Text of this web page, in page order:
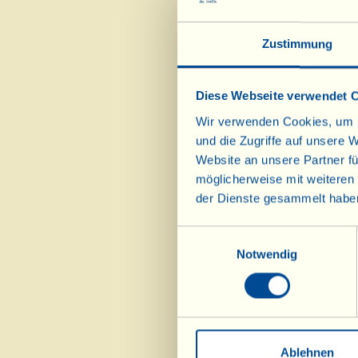
Zustimmung
Diese Webseite verwendet
Wir verwenden Cookies,
und die Zugriffe auf unsere
Website an unsere Partner
möglicherweise mit
der Dienste gesammelt
Notwendig
Ablehnen
Geschmack)
miteinander
abschmecken
Beim
geriebenen
einige frische
Die Rosalina
Fattoria aus
und
Tomatensoße
erlangt und